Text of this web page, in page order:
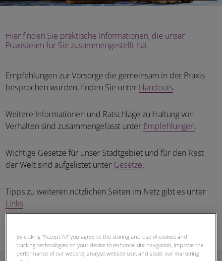
Hier finden Sie praktische Informationen, die unser
Praxisteam für Sie zusammengestellt hat.
Empfehlungen zur Vorsorge die gemeinsam in der Praxis
besprochen wurden, finden Sie unter Handouts.
Weitere Informationen und Ratschläge zu Haltung von
Verhalten sind zusammengefasst unter Empfehlungen.
Wichtige Gesetze für unser Stadtgebiet und für den Rest
der Welt sind aufgelistet unter Gesetze.
Tipps zu weiteren nützlichen Seiten im Netz gibt es unter
Links
By clicking “Accept All” you agree to the storing and use of cookies and
tracking technologies on your device to enhance site navigation, improve the
performance of our website, analyse website use, and assist our marketing